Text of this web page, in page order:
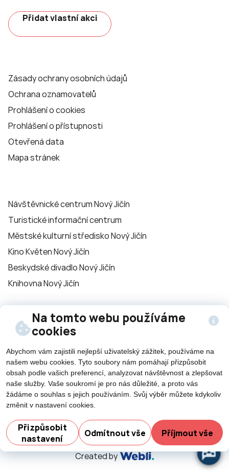
Na tomto webu používáme
cookies
Abychom vám zajistili nejlepší uživatelský zážitek, používáme na
našem webu cookies. Tyto soubory nám pomáhají přizpůsobit
obsah podle vašich preferencí, analyzovat návštěvnost a zlepšovat
naše služby. Vaše soukromí je pro nás důležité, a proto vás
žádáme o souhlas s jejich používáním. Svůj výběr můžete kdykoliv
změnit v nastavení cookies.
Přizpůsobit
nastavení
Odmítnout vše Příjmout vše
Přidat vlastní akci
Zásady ochrany osobních údajů
Ochrana oznamovatelů
Prohlášení o cookies
Prohlášení o přístupnosti
Otevřená data
Mapa stránek
Návštěvnické centrum Nový Jičín
Turistické informační centrum
Městské kulturní středisko Nový Jičín
Kino Květen Nový Jičín
Beskydské divadlo Nový Jičín
Knihovna Nový Jičín
Sledujte nás na
sítích
jeho části je umožněn pouze se souhlasem města Nový
Jičín.
Created by
Potřebujete poradit?Zep